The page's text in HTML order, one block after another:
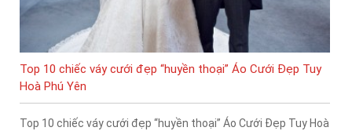
Top 10 chiếc váy cưới đẹp “huyền thoại” Áo Cưới Đẹp Tuy
Hoà Phú Yên
Top 10 chiếc váy cưới đẹp “huyền thoại” Áo Cưới Đẹp Tuy Hoà